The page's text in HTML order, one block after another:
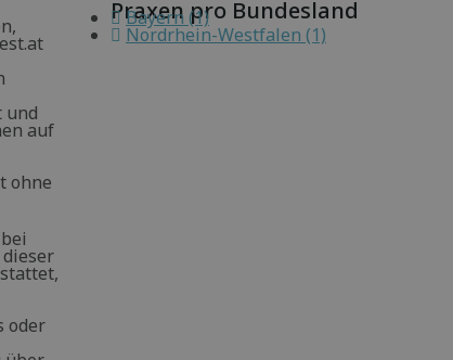
und
auf
ohne
oder
Praxen pro Bundesland
Bayern (1)
Nordrhein-Westfalen (1)